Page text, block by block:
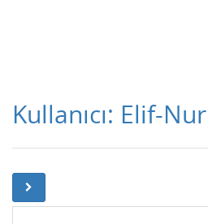
Kullanıcı: Elif-Nur